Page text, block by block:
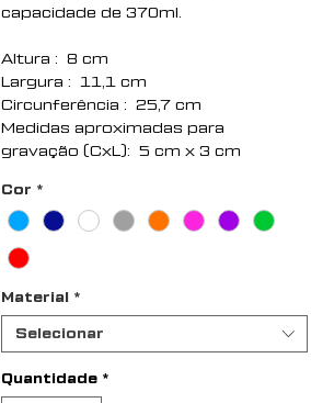
capacidade de 370ml.
Altura : 8 cm
Largura : 11,1 cm
Circunferência : 25,7 cm
Medidas aproximadas para
gravação (CxL): 5 cm x 3 cm
Cor *
Material *
Selecionar
Quantidade *